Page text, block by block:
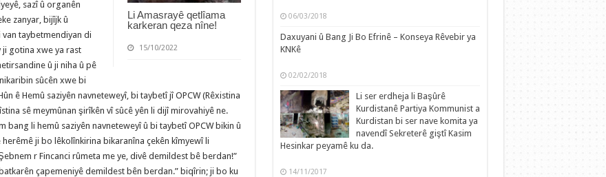
Li Amasrayê qetlîama
karkeran qeza nîne!
15/10/2022
sazî û organên
zanyar, bijîjk û
taybetmendiyan di
ji gotina xwe ya rast
û ji niha û pê
sûcên xwe bi
ê Hemû saziyên navneteweyî, bi taybetî jî OPCW (Rêxistina
sê meymûnan şirîkên vî sûcê yên li dijî mirovahiyê ne.
bang li hemû saziyên navneteweyî û bi taybetî OPCW bikin û
ji bo lêkolînkirina bikaranîna çekên kîmyewî li
r Fincanci rûmeta me ye, divê demildest bê berdan!”
çapemeniyê demildest bên berdan.” biqîrin; ji bo ku
06/03/2018
Daxuyani û Bang Ji Bo Efrinê – Konseya Rêvebir ya
KNKê
02/02/2018
Li ser erdheja li Başûrê
Kurdistanê Partiya Kommunist a
Kurdistan bi ser nave komita ya
navendî Sekreterê giştî Kasim
Hesinkar peyamê ku da.
14/11/2017